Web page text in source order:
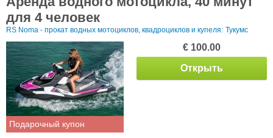
для 4 человек
RS Noma - прокат водных мотоциклов, квадроциклов и купеля: Тукумс
Подарочный купон
€ 100.00
Открыть